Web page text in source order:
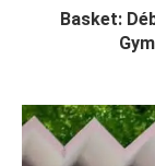
Basket: